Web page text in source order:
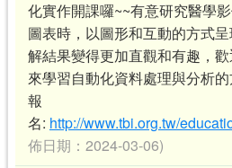
化實作開課囉~~有意研究醫學
圖表時，以圖形和互動的方式
解結果變得更加直觀和有趣，
來學習自動化資料處理與分析
報
名: http://www.tbi.org.tw/
佈日期：2024-03-06)